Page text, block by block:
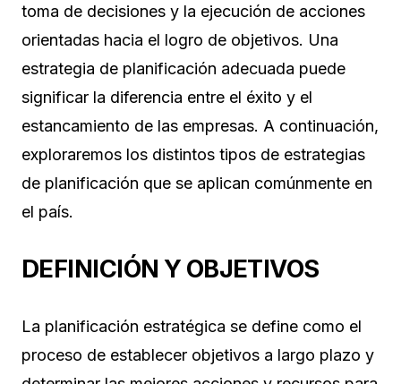
toma de decisiones y la ejecución de acciones
orientadas hacia el logro de objetivos. Una
estrategia de planificación adecuada puede
significar la diferencia entre el éxito y el
estancamiento de las empresas. A continuación,
exploraremos los distintos tipos de estrategias
de planificación que se aplican comúnmente en
el país.
DEFINICIÓN Y OBJETIVOS
La planificación estratégica se define como el
proceso de establecer objetivos a largo plazo y